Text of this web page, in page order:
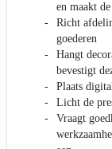
en maakt
Richt
goederen
Hangt
bevestigt
Plaats
Licht de
Vraagt